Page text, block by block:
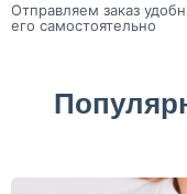
Отправляем заказ
его самостоятельно